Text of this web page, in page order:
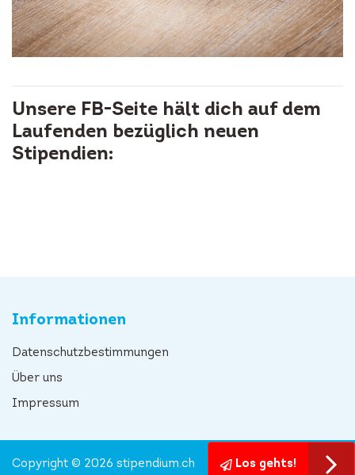
Unsere FB-Seite hält dich auf dem
Laufenden bezüglich neuen
Stipendien:
Informationen
Datenschutzbestimmungen
Über uns
Impressum
Los gehts!
Copyright © 2026 stipendium.ch